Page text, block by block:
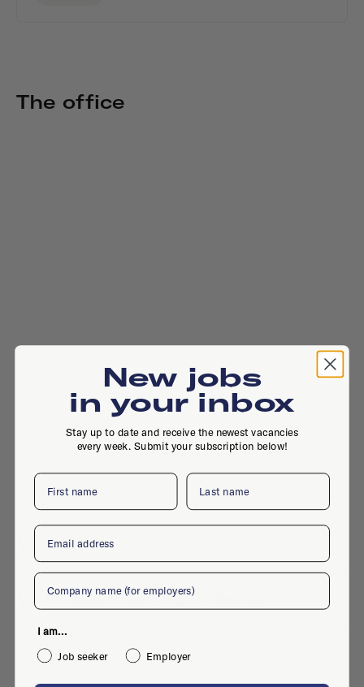
The office
Oosteinde 237, 2271 EG, Voorburg
Heemraadsingel 319, , Rotterdam
New jobs
in your inbox
Stay up to date and receive the newest vacancies
every week. Submit your subscription below!
First name Last name
Email
Company
I am...
Job seeker
Employer